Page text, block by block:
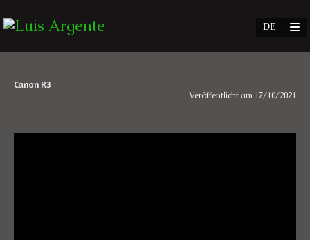
Canon R3
Veröffentlicht am 17/10/2021